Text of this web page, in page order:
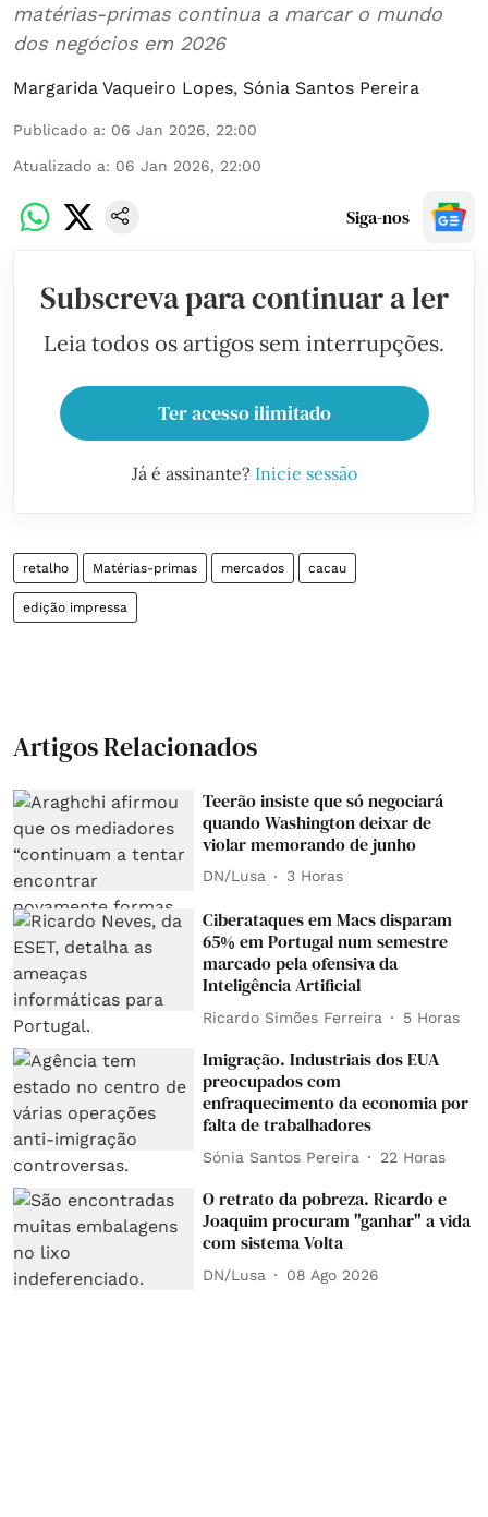
matérias-primas continua a marcar o mundo
dos negócios em 2026
Margarida Vaqueiro Lopes, Sónia Santos Pereira
Publicado a: 06 Jan 2026, 22:00
Atualizado a: 06 Jan 2026, 22:00
Siga-nos
Subscreva para continuar a ler
Leia todos os artigos sem interrupções.
Ter acesso ilimitado
Já é assinante? Inicie sessão
retalho Matérias-primas mercados cacau
edição impressa
Artigos Relacionados
Teerão insiste que só negociará
quando Washington deixar de
violar memorando de junho
DN/Lusa 3 Horas
Ciberataques em Macs disparam
65% em Portugal num semestre
marcado pela ofensiva da
Inteligência Artificial
Ricardo Simões Ferreira 5 Horas
Imigração. Industriais dos EUA
preocupados com
enfraquecimento da economia por
falta de trabalhadores
Sónia Santos Pereira 22 Horas
O retrato da pobreza. Ricardo e
Joaquim procuram "ganhar" a vida
com sistema Volta
DN/Lusa 08 Ago 2026